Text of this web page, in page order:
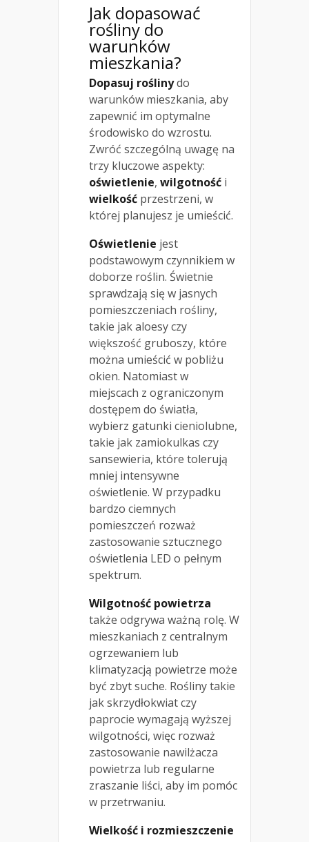
Jak dopasować
rośliny do
warunków
mieszkania?
Dopasuj roślinydo
warunków mieszkania, aby
zapewnić im optymalne
środowisko do wzrostu.
Zwróć szczególną uwagę na
trzy kluczowe aspekty:
oświetlenie, wilgotność i
wielkość przestrzeni, w
której planujesz je umieścić.
Oświetlenie jest
podstawowym czynnikiem w
doborze roślin. Świetnie
sprawdzają się w jasnych
pomieszczeniach rośliny,
takie jak aloesy czy
większość gruboszy, które
można umieścić w pobliżu
okien. Natomiast w
miejscach z ograniczonym
dostępem do światła,
wybierz gatunki cieniolubne,
takie jak zamiokulkas czy
sansewieria, które tolerują
mniej intensywne
oświetlenie. W przypadku
bardzo ciemnych
pomieszczeń rozważ
zastosowanie sztucznego
oświetlenia LED o pełnym
spektrum.
Wilgotność powietrza
także odgrywa ważną rolę. W
mieszkaniach z centralnym
ogrzewaniem lub
klimatyzacją powietrze może
być zbyt suche. Rośliny takie
jak skrzydłokwiat czy
paprocie wymagają wyższej
wilgotności, więc rozważ
zastosowanie nawilżacza
powietrza lub regularne
zraszanie liści, aby im pomóc
w przetrwaniu.
Wielkość i rozmieszczenie